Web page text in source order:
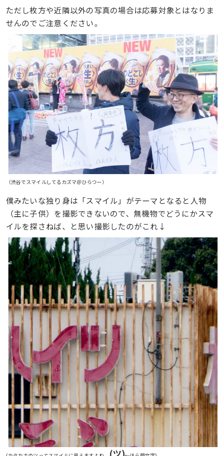
ただし枚方や近隣以外の写真の場合は応募対象とはなりま
せんのでご注意ください。
（渋谷でスマイルしてるカズマ＠ひらつー）
僕みたいな独り身は「スマイル」がテーマとなると人物
（主に子供）を撮影できないので、無機物でどうにかスマ
イルを探さねば、と思い撮影したのがこれ↓